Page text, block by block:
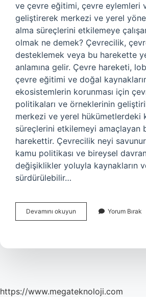
ve çevre eğitimi, çevre eylemleri
geliştirerek merkezi ve yerel
alma süreçlerini etkilemeye
olmak ne demek? Çevrecilik,
desteklemek veya bu harekette
anlamına gelir. Çevre hareketi,
çevre eğitimi ve doğal
ekosistemlerin korunması için
politikaları ve örneklerinin
merkezi ve yerel hükümetlerdeki
süreçlerini etkilemeyi amaçlayan
harekettir. Çevrecilik neyi
kamu politikası ve bireysel
değişiklikler yoluyla kaynakların
sürdürülebilir…
Devamını okuyun Çevrecilere
Ne
Yorum Bırak
https://www.megateknoloji.com